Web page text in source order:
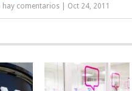
hay comentarios Oct 24, 2011